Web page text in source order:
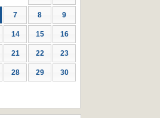
7 8 9
14 15 16
21 22 23
28 29 30